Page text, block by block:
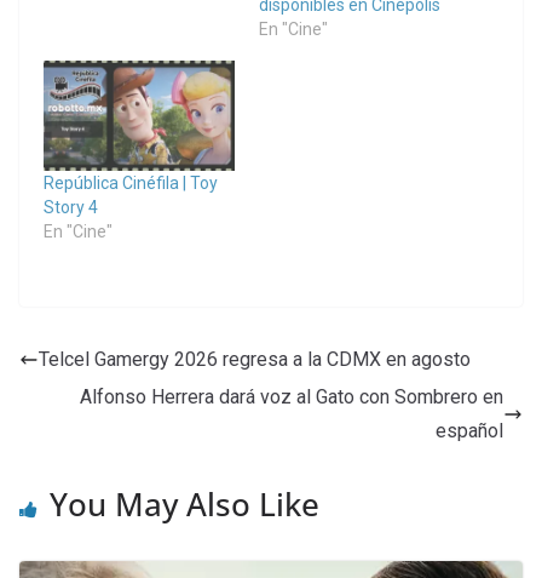
disponibles en Cinépolis
En "Cine"
República Cinéfila | Toy
Story 4
En "Cine"
Telcel Gamergy 2026 regresa a la CDMX en agosto
Alfonso Herrera dará voz al Gato con Sombrero en
español
You May Also Like